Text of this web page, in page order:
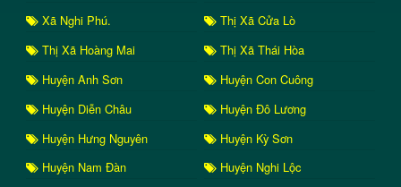
Xã Nghi Phú.
Thị Xã Cửa Lò
Thị Xã Hoàng Mai
Thị Xã Thái Hòa
Huyện Anh Sơn
Huyện Con Cuông
Huyện Diễn Châu
Huyện Đô Lương
Huyện Hưng Nguyên
Huyện Kỳ Sơn
Huyện Nam Đàn
Huyện Nghi Lộc